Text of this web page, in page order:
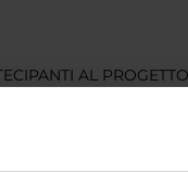
AL PROGETTO